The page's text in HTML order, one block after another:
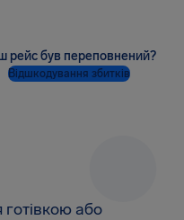
рейс був переповнений?
Відшкодування збитків
готівкою або